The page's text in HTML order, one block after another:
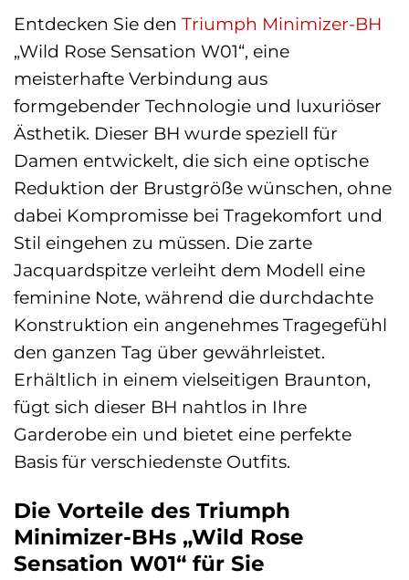
Entdecken Sie den Triumph Minimizer-BH
„Wild Rose Sensation W01“, eine
meisterhafte Verbindung aus
formgebender Technologie und luxuriöser
Ästhetik. Dieser BH wurde speziell für
Damen entwickelt, die sich eine optische
Reduktion der Brustgröße wünschen, ohne
dabei Kompromisse bei Tragekomfort und
Stil eingehen zu müssen. Die zarte
Jacquardspitze verleiht dem Modell eine
feminine Note, während die durchdachte
Konstruktion ein angenehmes Tragegefühl
den ganzen Tag über gewährleistet.
Erhältlich in einem vielseitigen Braunton,
fügt sich dieser BH nahtlos in Ihre
Garderobe ein und bietet eine perfekte
Basis für verschiedenste Outfits.
Die Vorteile des Triumph
Minimizer-BHs „Wild Rose
Sensation W01“ für Sie